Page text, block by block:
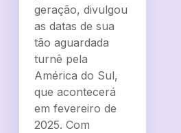
geração, divulgou
as datas de sua
tão aguardada
turnê pela
América do Sul,
que acontecerá
em fevereiro de
2025. Com